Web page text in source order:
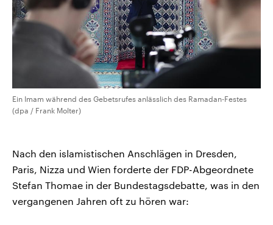
Ein Imam während des Gebetsrufes anlässlich des Ramadan-Festes
(dpa / Frank Molter)
Nach den islamistischen Anschlägen in Dresden,
Paris, Nizza und Wien forderte der FDP-Abgeordnete
Stefan Thomae in der Bundestagsdebatte, was in den
vergangenen Jahren oft zu hören war: